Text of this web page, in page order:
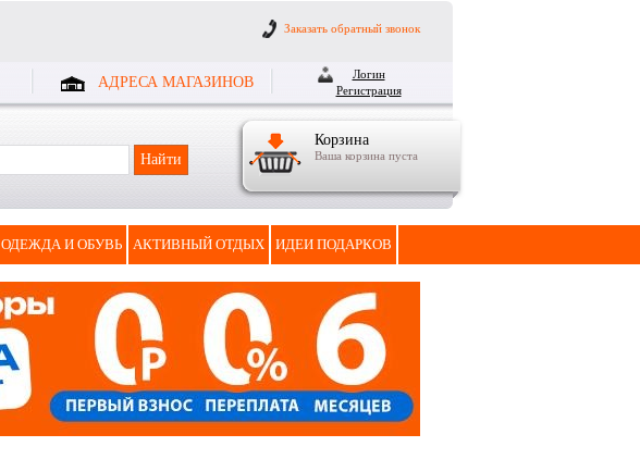
Заказать обратный звонок
АДРЕСА МАГАЗИНОВ
Логин
Регистрация
Корзина
Ваша корзина пуста
ОДЕЖДА И ОБУВЬ АКТИВНЫЙ ОТДЫХ ИДЕИ ПОДАРКОВ